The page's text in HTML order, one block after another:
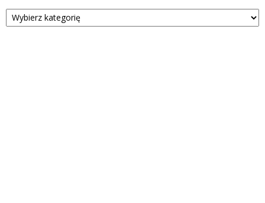
Kategorie